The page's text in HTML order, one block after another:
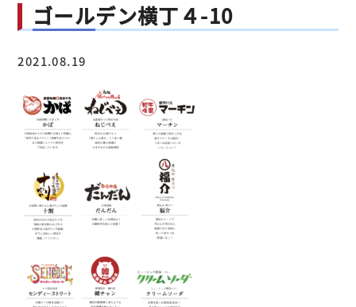
ゴールデン横丁４-10
2021.08.19